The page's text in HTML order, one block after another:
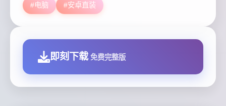
#电脑 #安卓直装
即刻下载 免费完整版